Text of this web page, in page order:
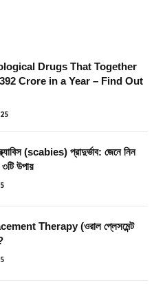
Drugs That Together
Crore in a Year – Find Out
(scabies) প্রাদুর্ভাব: জেনে নিন
উপায়
Therapy (ওরাল প্লেসমেন্ট